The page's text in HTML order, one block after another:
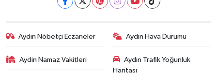
Aydın Nöbetçi Eczaneler Aydın Hava Durumu
Aydin Namaz Vakitleri
Aydın Trafik Yoğunluk
Haritası